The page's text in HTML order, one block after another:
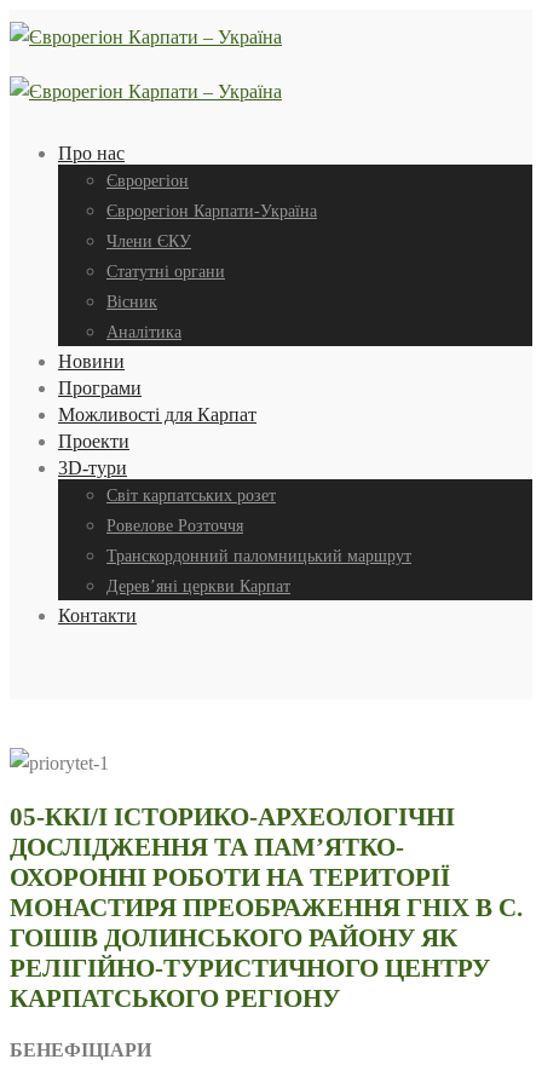
Про нас
Єврорегіон
Єврорегіон Карпати-Україна
Члени ЄКУ
Статутні органи
Вісник
Аналітика
Новини
Програми
Можливості для Карпат
Проекти
3D-тури
Світ карпатських розет
Ровелове Розточчя
Транскордонний паломницький маршрут
Дерев’яні церкви Карпат
Контакти
05-ККІ/І ІСТОРИКО-АРХЕОЛОГІЧНІ
ДОСЛІДЖЕННЯ ТА ПАМ’ЯТКО-
ОХОРОННІ РОБОТИ НА ТЕРИТОРІЇ
МОНАСТИРЯ ПРЕОБРАЖЕННЯ ГНІХ В С.
ГОШІВ ДОЛИНСЬКОГО РАЙОНУ ЯК
РЕЛІГІЙНО-ТУРИСТИЧНОГО ЦЕНТРУ
КАРПАТСЬКОГО РЕГІОНУ
БЕНЕФІЦІАРИ